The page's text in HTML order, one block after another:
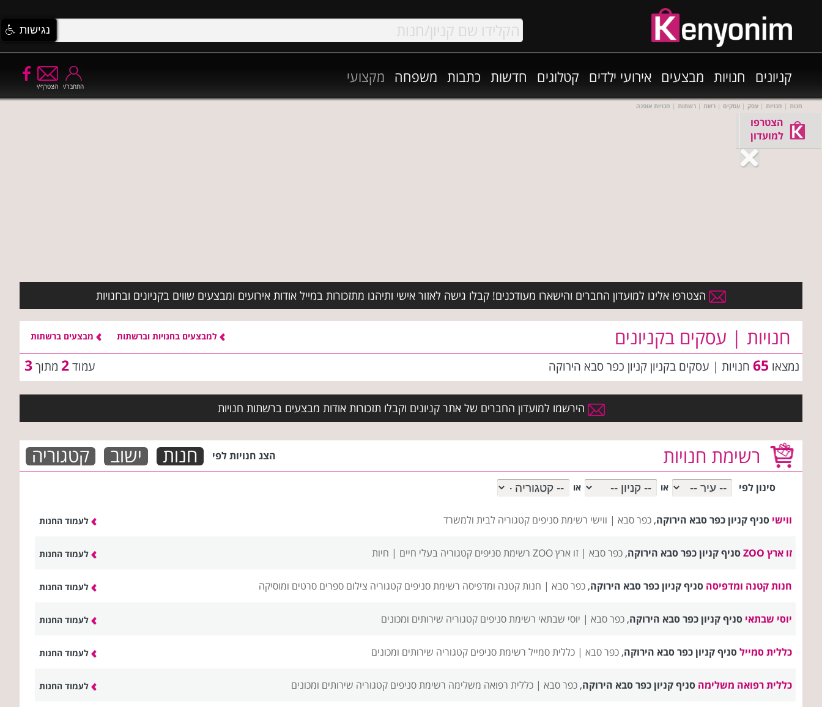
קניונים חנויות מבצעים אירועי ילדים קטלוגים חדשות כתבות משפחה מקצועי
הצטרף/י התחבר/י
חנות | חנויות | עסק | עסקים | רשת | רשתות | חנויות אופנה
הצטרפו אלינו למועדון החברים והישארו מעודכנים! קבלו גישה לאזור אישי ותיהנו מתזכורות במייל אודות אירועים ומבצעים שווים בקניונים ובחנויות
הצטרפו
למועדון
חנויות | עסקים בקניונים למבצעים בחנויות וברשתות מבצעים ברשתות
עמוד2 מתוך3 נמצאו 65 חנויות | עסקים בקניון קניון כפר סבא הירוקה
הירשמו למועדון החברים של אתר קניונים וקבלו תזכורות אודות מבצעים ברשתות חנויות
רשימת חנויות הצג חנויות לפי חנות ישוב קטגוריה
סינון לפי או או
ווישי סניף קניון כפר סבא הירוקה,כפר סבא | ווישי רשימת סניפים קטגוריה לבית ולמשרד לעמוד החנות
זו ארץ ZOO סניף קניון כפר סבא הירוקה,כפר סבא |זו ארץ ZOO רשימת סניפים קטגוריה בעלי חיים | חיות לעמוד החנות
חנות קטנה ומדפיסה סניף קניון כפר סבא הירוקה,כפר סבא | חנות קטנה ומדפיסה רשימת סניפים קטגוריה צילום ספרים סרטים ומוסיקה לעמוד החנות
יוסי שבתאי סניף קניון כפר סבא הירוקה,כפר סבא | יוסי שבתאי רשימת סניפים קטגוריה שירותים ומכונים לעמוד החנות
כללית סמיילסניף קניון כפר סבא הירוקה,כפר סבא |כללית סמייל רשימת סניפים קטגוריה שירותים ומכונים לעמוד החנות
כללית רפואה משלימה סניף קניון כפר סבא הירוקה,כפר סבא |כללית רפואה משלימה רשימת סניפים קטגוריה שירותים ומכונים לעמוד החנות
נגישות